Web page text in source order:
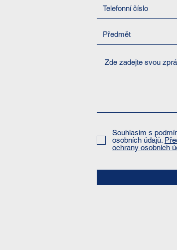
Souhlasím s
osobních údajů.
ochrany osobních